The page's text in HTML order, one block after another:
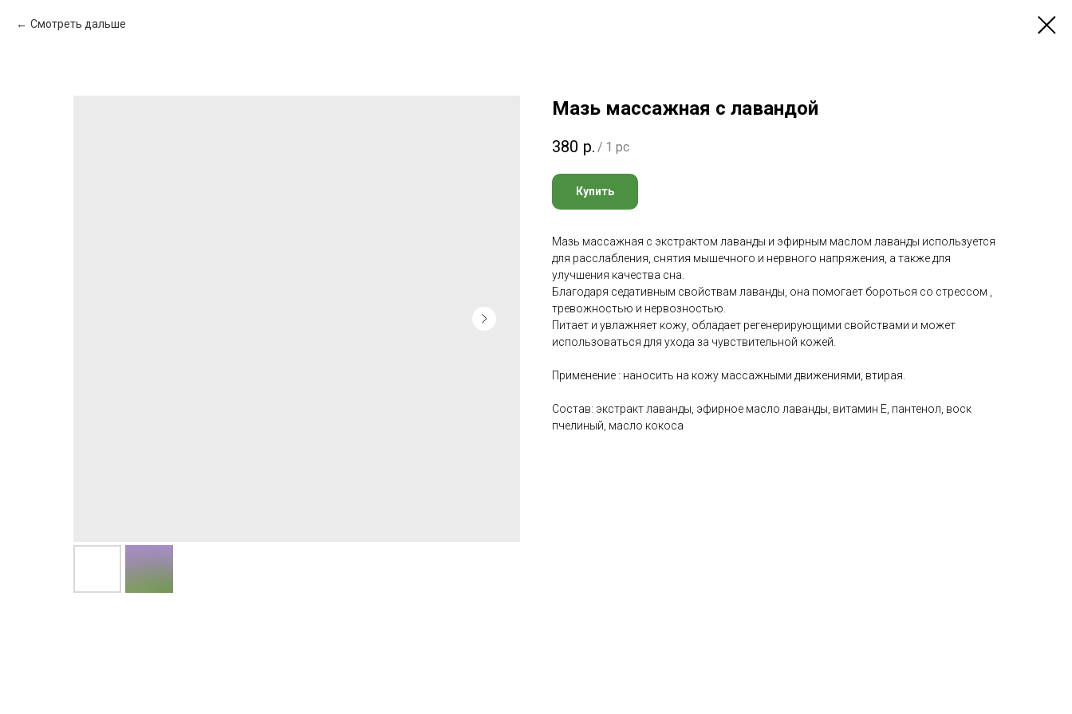
Смотреть дальше
Мазь массажная с лавандой
380 р. / 1 pc
Купить
Мазь массажная с экстрактом лаванды и эфирным маслом лаванды используется
для расслабления, снятия мышечного и нервного напряжения, а также для
улучшения качества сна.
Благодаря седативным свойствам лаванды, она помогает бороться со стрессом ,
тревожностью и нервозностью.
Питает и увлажняет кожу, обладает регенерирующими свойствами и может
использоваться для ухода за чувствительной кожей.
Применение : наносить на кожу массажными движениями, втирая.
Состав: экстракт лаванды, эфирное масло лаванды, витамин Е, пантенол, воск
пчелиный, масло кокоса